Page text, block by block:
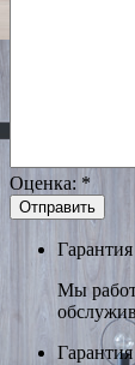
Оценка: *
Гарантия
Мы